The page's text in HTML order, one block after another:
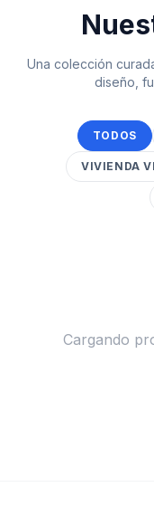
Una colección
diseño,
TODOS
VIVIENDA
Cargando